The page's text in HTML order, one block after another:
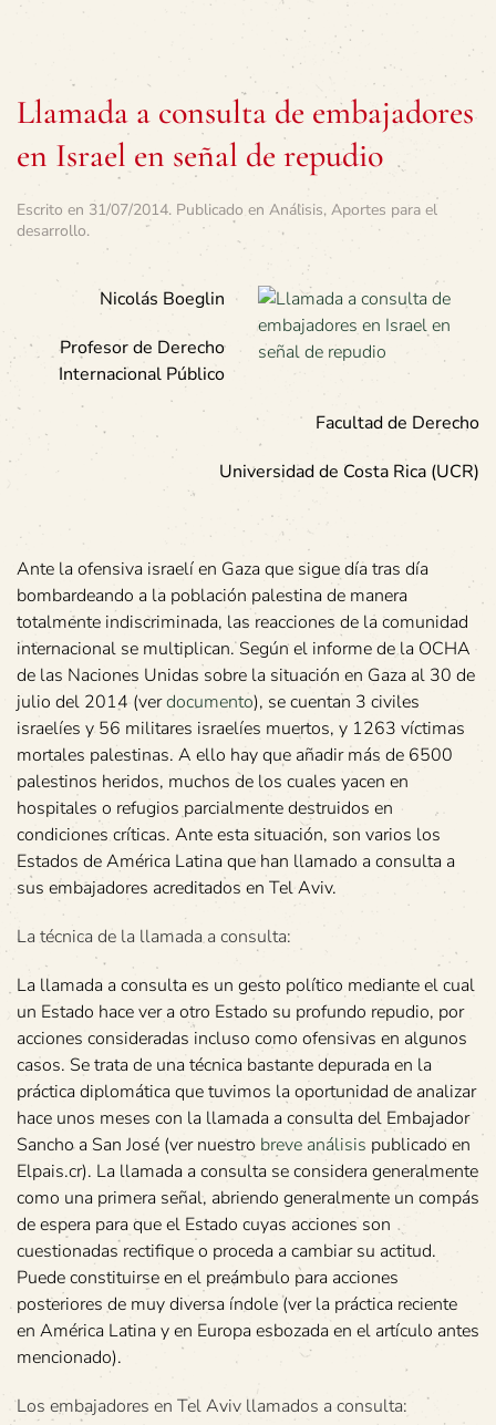
Llamada a consulta de embajadores
en Israel en señal de repudio
Escrito en 31/07/2014. Publicado en Análisis, Aportes para el
desarrollo.
Nicolás Boeglin
Profesor de Derecho
Internacional Público
Facultad de Derecho
Universidad de Costa Rica (UCR)
Ante la ofensiva israelí en Gaza que sigue día tras día
bombardeando a la población palestina de manera
totalmente indiscriminada, las reacciones de la comunidad
internacional se multiplican. Según el informe de la OCHA
de las Naciones Unidas sobre la situación en Gaza al 30 de
julio del 2014 (verdocumento), se cuentan 3 civiles
israelíes y 56 militares israelíes muertos, y 1263 víctimas
mortales palestinas. A ello hay que añadir más de 6500
palestinos heridos, muchos de los cuales yacen en
hospitales o refugios parcialmente destruidos en
condiciones críticas. Ante esta situación, son varios los
Estados de América Latina que han llamado a consulta a
sus embajadores acreditados en Tel Aviv.
La técnica de la llamada a consulta:
La llamada a consulta es un gesto político mediante el cual
un Estado hace ver a otro Estado su profundo repudio, por
acciones consideradas incluso como ofensivas en algunos
casos. Se trata de una técnica bastante depurada en la
práctica diplomática que tuvimos la oportunidad de analizar
hace unos meses con la llamada a consulta del Embajador
Sancho a San José (ver nuestro breve análisis publicado en
Elpais.cr). La llamada a consulta se considera generalmente
como una primera señal, abriendo generalmente un compás
de espera para que el Estado cuyas acciones son
cuestionadas rectifique o proceda a cambiar su actitud.
Puede constituirse en el preámbulo para acciones
posteriores de muy diversa índole (ver la práctica reciente
en América Latina y en Europa esbozada en el artículo antes
mencionado).
Los embajadores en Tel Aviv llamados a consulta: